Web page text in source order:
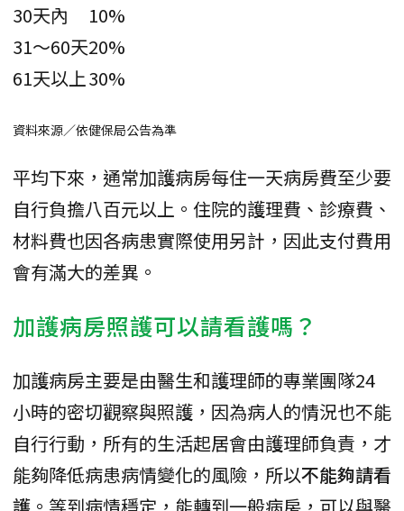
30天內
10%
31～60天20%
61天以上30%
資料來源／依健保局公告為準
平均下來，通常加護病房每住一天病房費至少要
自行負擔八百元以上。住院的護理費、診療費、
材料費也因各病患實際使用另計，因此支付費用
會有滿大的差異。
加護病房照護可以請看護嗎？
加護病房主要是由醫生和護理師的專業團隊24
小時的密切觀察與照護，因為病人的情況也不能
自行行動，所有的生活起居會由護理師負責，才
能夠降低病患病情變化的風險，所以不能夠請看